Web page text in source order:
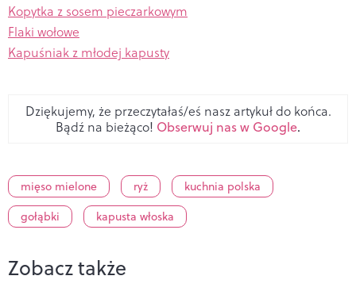
Kopytka z sosem pieczarkowym
Flaki wołowe
Kapuśniak z młodej kapusty
Dziękujemy, że przeczytałaś/eś nasz artykuł do końca.
Bądź na bieżąco! Obserwuj nas w Google.
mięso mielone ryż
kuchnia polska
gołąbki
kapusta włoska
Zobacz także